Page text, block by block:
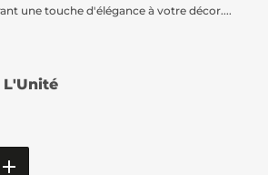
une touche d'élégance à votre décor....
L'Unité